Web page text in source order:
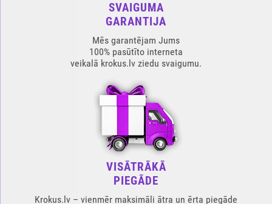
SVAIGUMA
GARANTIJA
Mēs garantējam Jums
100% pasūtīto interneta
veikalā krokus.lv ziedu svaigumu.
VISĀTRĀKĀ
PIEGĀDE
Krokus.lv – vienmēr maksimāli ātra un ērta piegāde